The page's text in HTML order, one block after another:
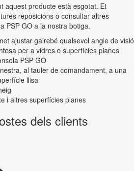
aquest producte està esgotat. Et
reposicions o consultar altres
PSP GO a la nostra botiga.
ajustar gairebé qualsevol angle de visió
per a vidres o superfícies planes
PSP GO
al tauler de comandament, a una
llisa
i altres superfícies planes
dels clients